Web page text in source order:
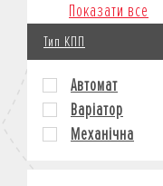
Показати все
Тип КПП
Автомат
Варіатор
Механічна